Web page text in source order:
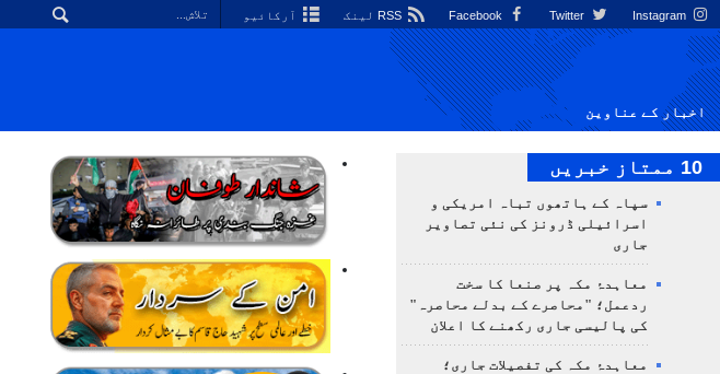
Instagram آرکائیو
اخبار کے عناوین
10 ممتاز خبریں
سپاہ کے ہاتھوں تباہ امریکی و
اسرائیلی ڈرونز کی نئی تصاویر
جاری
معاہدۂ مکہ پر صنعا کا سخت
ردعمل؛ "محاصرے کے بدلے محاصرہ"
کی پالیسی جاری رکھنے کا اعلان
معاہدۂ مکہ کی تفصیلات جاری؛